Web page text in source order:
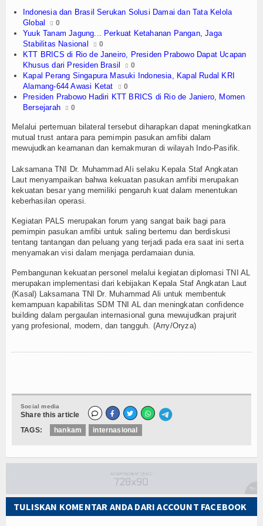
TV
Channel
Indonesia dan Brasil Serukan Solusi Damai dan Tata Kelola
Global
0
Yuuk Tanam Jagung... Perkuat Ketahanan Pangan, Jaga
Stabilitas Nasional
0
KTT BRICS di Rio de Janeiro, Presiden Prabowo Dapat Ucapan
Khusus dari Presiden Brasil
0
Kapal Perang Singapura Masuki Indonesia, Kapal Rudal KRI
Alamang-644 Awasi Ketat
0
Presiden Prabowo Hadiri KTT BRICS di Rio de Janiero, Momen
Bersejarah
0
Melalui pertemuan bilateral tersebut diharapkan dapat meningkatkan
mutual trust antara para pemimpin pasukan amfibi dalam
mewujudkan keamanan dan kemakmuran di wilayah Indo-Pasifik.
Laksamana TNI Dr. Muhammad Ali selaku Kepala Staf Angkatan
Laut menyampaikan bahwa kekuatan pasukan amfibi merupakan
kekuatan besar yang memiliki pengaruh kuat dalam menentukan
keberhasilan operasi.
Kegiatan PALS merupakan forum yang sangat baik bagi para
pemimpin pasukan amfibi untuk saling bertemu dan berdiskusi
tentang tantangan dan peluang yang terjadi pada era saat ini serta
menyamakan visi dalam menjaga perdamaian dunia.
Pembangunan kekuatan personel melalui kegiatan diplomasi TNI AL
merupakan implementasi dari kebijakan Kepala Staf Angkatan Laut
(Kasal) Laksamana TNI Dr. Muhammad Ali untuk membentuk
kemampuan kapabilitas SDM TNI AL dan meningkatan confidence
building dalam pergaulan internasional guna mewujudkan prajurit
yang profesional, modern, dan tangguh. (Arry/Oryza)
Social media
Share this article
TAGS:
hankam internasional
TULISKAN KOMENTAR ANDA DARI ACCOUNT FACEBOOK